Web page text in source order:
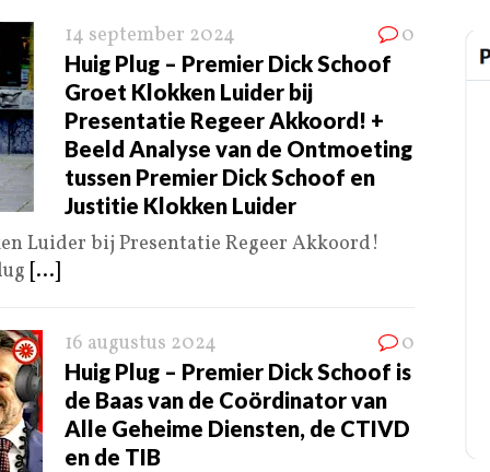
14 september 2024 0
Huig Plug – Premier Dick Schoof
Groet Klokken Luider bij
Presentatie Regeer Akkoord! +
Beeld Analyse van de Ontmoeting
tussen Premier Dick Schoof en
Justitie Klokken Luider
Luider bij Presentatie Regeer Akkoord!
[...]
16 augustus 2024 0
Huig Plug – Premier Dick Schoof is
de Baas van de Coördinator van
Alle Geheime Diensten, de CTIVD
en de TIB